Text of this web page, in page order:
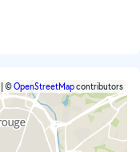
©OpenStreetMapcontributors